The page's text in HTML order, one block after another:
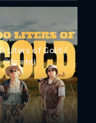
Liters of Gold /
লিটার সাhti